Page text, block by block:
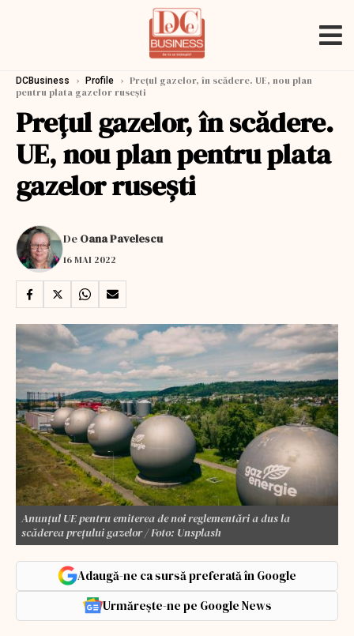
DCBusiness › Profile › Prețul gazelor, în scădere. UE, nou plan
pentru plata gazelor rusești
Prețul gazelor, în scădere.
UE, nou plan pentru plata
gazelor rusești
De Oana Pavelescu
16 MAI 2022
Anunțul UE pentru emiterea de noi reglementări a dus la
scăderea prețului gazelor / Foto: Unsplash
Adaugă-ne ca sursă preferată în Google
Urmărește-ne pe Google News